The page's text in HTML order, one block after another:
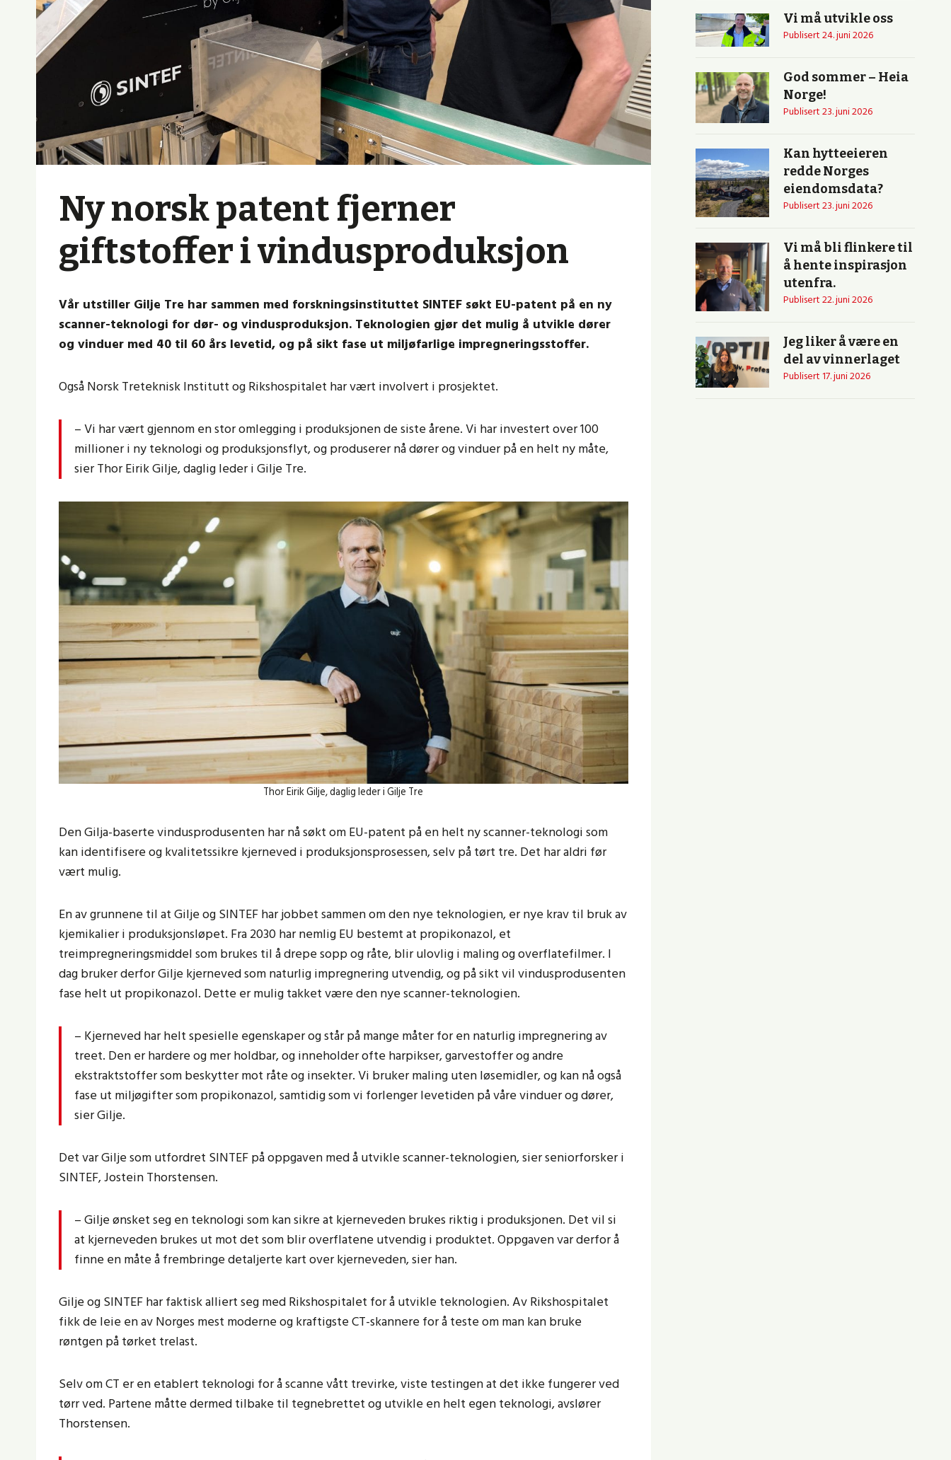
Ny norsk patent fjerner
giftstoffer i vindusproduksjon
Vår utstiller Gilje Tre har sammen med forskningsinstituttet SINTEF søkt EU-patent på en ny
scanner-teknologi for dør- og vindusproduksjon. Teknologien gjør det mulig å utvikle dører
og vinduer med 40 til 60 års levetid, og på sikt fase ut miljøfarlige impregneringsstoffer.
Også Norsk Treteknisk Institutt og Rikshospitalet har vært involvert i prosjektet.
– Vi har vært gjennom en stor omlegging i produksjonen de siste årene. Vi har investert over 100
millioner i ny teknologi og produksjonsflyt, og produserer nå dører og vinduer på en helt ny måte,
sier Thor Eirik Gilje, daglig leder i Gilje Tre.
Thor Eirik Gilje, daglig leder i Gilje Tre
Den Gilja-baserte vindusprodusenten har nå søkt om EU-patent på en helt ny scanner-teknologi som
kan identifisere og kvalitetssikre kjerneved i produksjonsprosessen, selv på tørt tre. Det har aldri før
vært mulig.
En av grunnene til at Gilje og SINTEF har jobbet sammen om den nye teknologien, er nye krav til bruk av
kjemikalier i produksjonsløpet. Fra 2030 har nemlig EU bestemt at propikonazol, et
treimpregneringsmiddel som brukes til å drepe sopp og råte, blir ulovlig i maling og overflatefilmer. I
dag bruker derfor Gilje kjerneved som naturlig impregnering utvendig, og på sikt vil vindusprodusenten
fase helt ut propikonazol. Dette er mulig takket være den nye scanner-teknologien.
– Kjerneved har helt spesielle egenskaper og står på mange måter for en naturlig impregnering av
treet. Den er hardere og mer holdbar, og inneholder ofte harpikser, garvestoffer og andre
ekstraktstoffer som beskytter mot råte og insekter. Vi bruker maling uten løsemidler, og kan nå også
fase ut miljøgifter som propikonazol, samtidig som vi forlenger levetiden på våre vinduer og dører,
sier Gilje.
Det var Gilje som utfordret SINTEF på oppgaven med å utvikle scanner-teknologien, sier seniorforsker i
SINTEF, Jostein Thorstensen.
– Gilje ønsket seg en teknologi som kan sikre at kjerneveden brukes riktig i produksjonen. Det vil si
at kjerneveden brukes ut mot det som blir overflatene utvendig i produktet. Oppgaven var derfor å
finne en måte å frembringe detaljerte kart over kjerneveden, sier han.
Gilje og SINTEF har faktisk alliert seg med Rikshospitalet for å utvikle teknologien. Av Rikshospitalet
fikk de leie en av Norges mest moderne og kraftigste CT-skannere for å teste om man kan bruke
røntgen på tørket trelast.
Selv om CT er en etablert teknologi for å scanne vått trevirke, viste testingen at det ikke fungerer ved
tørr ved. Partene måtte dermed tilbake til tegnebrettet og utvikle en helt egen teknologi, avslører
Thorstensen.
Vi må utvikle oss
Publisert24. juni 2026
God sommer – Heia
Norge!
Publisert23. juni 2026
Kan hytteeieren
redde Norges
eiendomsdata?
Publisert23. juni 2026
Vi må bli flinkere til
å hente inspirasjon
utenfra.
Publisert22. juni 2026
Jeg liker å være en
del av vinnerlaget
Publisert17. juni 2026